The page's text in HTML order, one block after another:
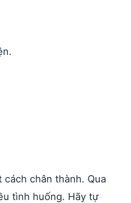
chân thành. Qua
tình huống. Hãy tự